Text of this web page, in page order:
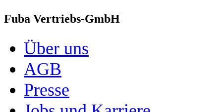
Fuba Vertriebs-GmbH
Über uns
AGB
Presse